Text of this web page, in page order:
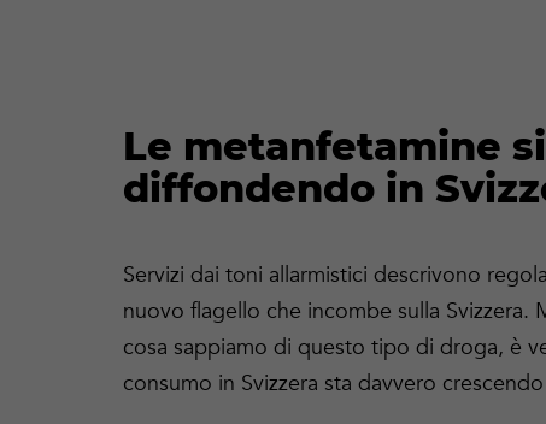
Le metanfetamine
diffondendo in
Servizi dai toni allarmistici descrivono
nuovo flagello che incombe sulla Svizzera.
cosa sappiamo di questo tipo di droga, è
consumo in Svizzera sta davvero